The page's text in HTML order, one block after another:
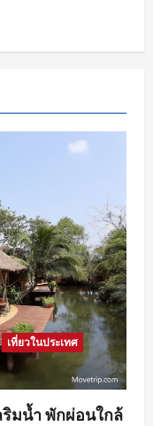
เที่ยวในประเทศ
มน้ำ พักผ่อนใกล้